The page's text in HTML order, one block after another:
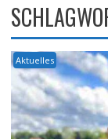
Aktuelles